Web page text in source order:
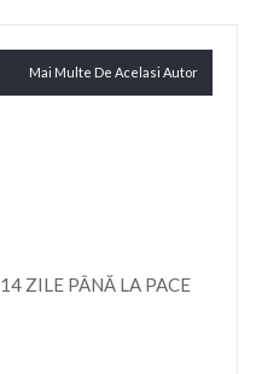
Mai Multe De Acelasi Autor
14 ZILE PÂNĂ LA PACE